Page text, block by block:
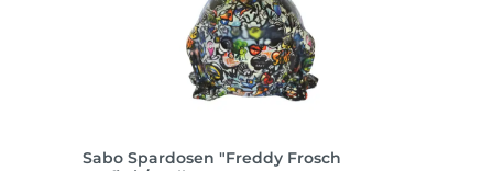
Sabo Spardosen "Freddy Frosch